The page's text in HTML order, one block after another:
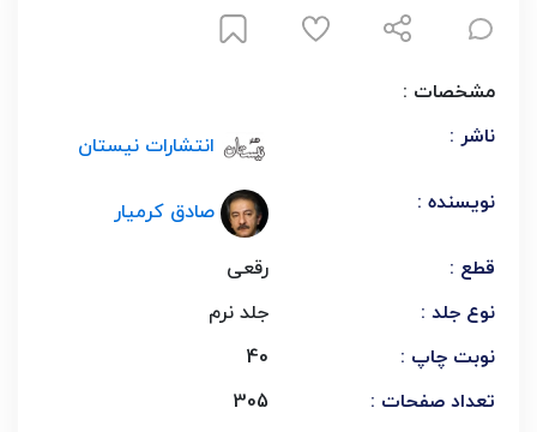
مشخصات :
ناشر :
انتشارات نیستان
نویسنده : صادق کرمیار
قطع :
رقعی
نوع جلد :
جلد نرم
نوبت چاپ :
40
تعداد صفحات :
305